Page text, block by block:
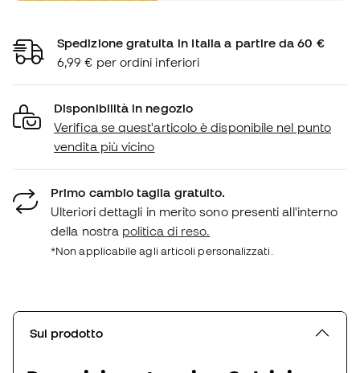
Spedizione gratuita in Italia a partire da 60 €
6,99 € per ordini inferiori
Disponibilità in negozio
Verifica se quest'articolo è disponibile nel punto
vendita più vicino
Primo cambio taglia gratuito.
Ulteriori dettagli in merito sono presenti all'interno
della nostra politica di reso.
*Non applicabile agli articoli personalizzati.
Sul prodotto